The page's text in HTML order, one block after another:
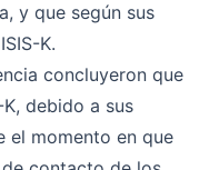
y que según sus
K.
concluyeron que
debido a sus
el momento en que